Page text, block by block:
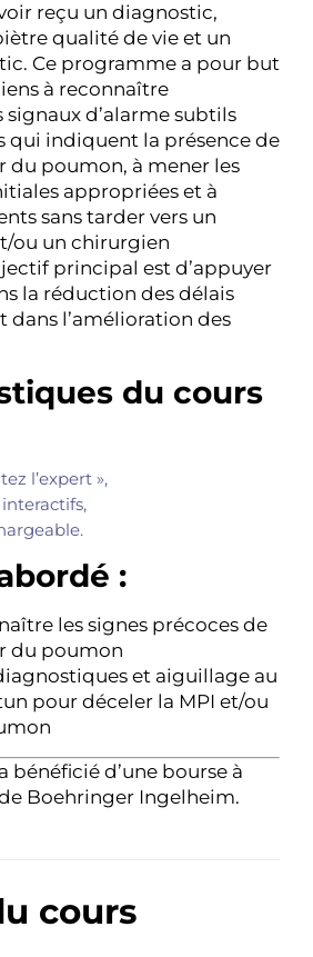
reçu un diagnostic,
qualité de vie et un
Ce programme a pour but
à reconnaître
d’alarme subtils
qui indiquent la présence de
du poumon, à mener les
appropriées et à
sans tarder vers un
ou un chirurgien
principal est d’appuyer
la réduction des délais
dans l’amélioration des
du cours
l’expert »,
:
les signes précoces de
du poumon
et aiguillage au
pour déceler la MPI et/ou
bénéficié d’une bourse à
Boehringer Ingelheim.
cours